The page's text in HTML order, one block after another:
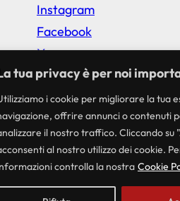
tua privacy è per noi
i cookie per migliorare la tua
offrire annunci o contenuti
il nostro traffico. Cliccando su
al nostro utilizzo dei cookie.
controlla la nostra Cookie
Instagram
Facebook
X